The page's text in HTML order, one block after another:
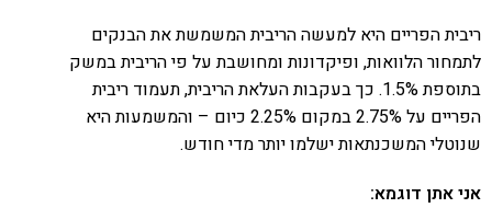
ריבית הפריים היא למעשה הריבית המשמשת את הבנקים
לתמחור הלוואות, ופיקדונות ומחושבת על פי הריבית במשק
בתוספת 1.5%. כך בעקבות העלאת הריבית, תעמוד ריבית
הפריים על 2.75% במקום 2.25% כיום – והמשמעות היא
שנוטלי המשכנתאות ישלמו יותר מדי חודש.
אני אתן דוגמא: